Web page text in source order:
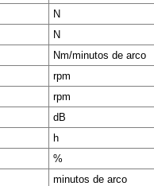
N
N
Nm/minutos de arco
rpm
rpm
dB
h
%
minutos de arco